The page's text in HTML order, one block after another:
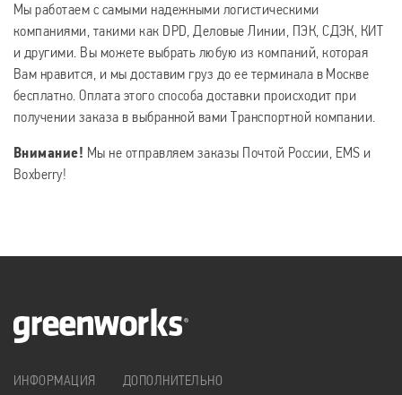
Мы работаем с самыми надежными логистическими
компаниями, такими как DPD, Деловые Линии, ПЭК, СДЭК, КИТ
и другими. Вы можете выбрать любую из компаний, которая
Вам нравится, и мы доставим груз до ее терминала в Москве
бесплатно. Оплата этого способа доставки происходит при
получении заказа в выбранной вами Транспортной компании.
Внимание! Мы не отправляем заказы Почтой России, EMS и
Boxberry!
ИНФОРМАЦИЯ ДОПОЛНИТЕЛЬНО